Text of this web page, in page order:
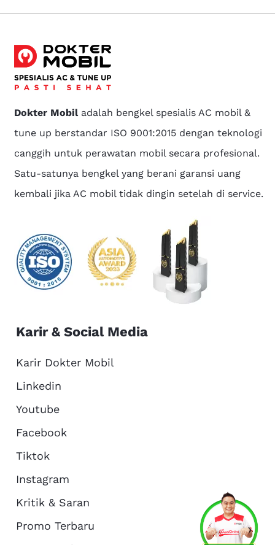
About Us
Dokter Mobiladalah bengkel spesialis AC mobil &
tune up berstandar ISO 9001:2015 dengan teknologi
canggih untuk perawatan mobil secara profesional.
Satu-satunya bengkel yang berani garansi uang
kembali jika AC mobil tidak dingin setelah di service.
Karir & Social Media
Karir Dokter Mobil
Linkedin
Youtube
Facebook
Tiktok
Instagram
Kritik & Saran
Promo Terbaru